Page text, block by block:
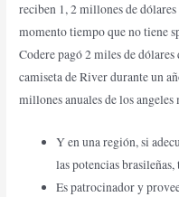
reciben 1, 2 millones de dólares
momento tiempo que no tiene
Codere pagó 2 miles de dólares
camiseta de River durante un
millones anuales de los angeles
Y en una región, si
las potencias
Es patrocinador y